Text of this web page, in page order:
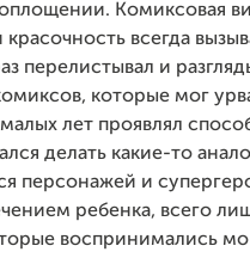
Комиксовая
всегда
перелистывал и
которые мог
лет проявлял
делать какие-то
персонажей и
ребенка, всего
воспринимались